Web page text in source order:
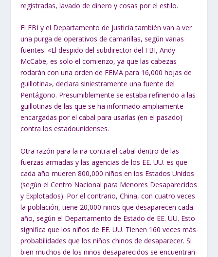
registradas, lavado de dinero y cosas por el estilo.
El FBI y el Departamento de Justicia también van a ver
una purga de operativos de camarillas, según varias
fuentes. «El despido del subdirector del FBI, Andy
McCabe, es solo el comienzo, ya que las cabezas
rodarán con una orden de FEMA para 16,000 hojas de
guillotina», declara siniestramente una fuente del
Pentágono. Presumiblemente se estaba refiriendo a las
guillotinas de las que se ha informado ampliamente
encargadas por el cabal para usarlas (en el pasado)
contra los estadounidenses.
Otra razón para la ira contra el cabal dentro de las
fuerzas armadas y las agencias de los EE. UU. es que
cada año mueren 800,000 niños en los Estados Unidos
(según el Centro Nacional para Menores Desaparecidos
y Explotados). Por el contrario, China, con cuatro veces
la población, tiene 20,000 niños que desaparecen cada
año, según el Departamento de Estado de EE. UU. Esto
significa que los niños de EE. UU. Tienen 160 veces más
probabilidades que los niños chinos de desaparecer. Si
bien muchos de los niños desaparecidos se encuentran